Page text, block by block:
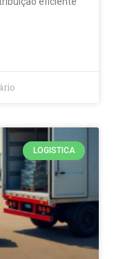
LOGISTICA